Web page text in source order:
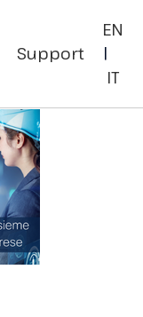
Support
EN
|
IT